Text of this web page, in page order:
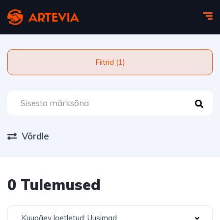
Filtrid (1)
Võrdle
0 Tulemused
Kuupäev loetletud: Uusimad